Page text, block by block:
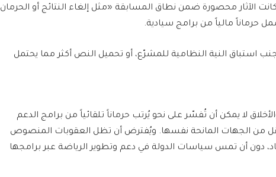
الآثار محصورة ضمن نطاق المسابقة «مثل إلغاء النتائج أو الحرمان
حرماناً مالياً من برامج سيادية.
استباق النية النظامية للمشرّع، أو تحميل النص أكثر مما يحتمل
الانضباط والأخلاق لا يمكن أن تُفسّر على نحو يُرتب حرماناً تلقائياً من برامج الدعم
من الجهات المانحة نفسها. ويُفترض أن تظل العقوبات المنصوص
دون أن تمس سياسات الدولة في دعم وتطوير الرياضة عبر برامجها